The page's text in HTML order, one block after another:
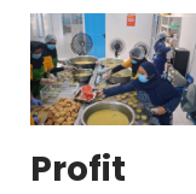
Profit